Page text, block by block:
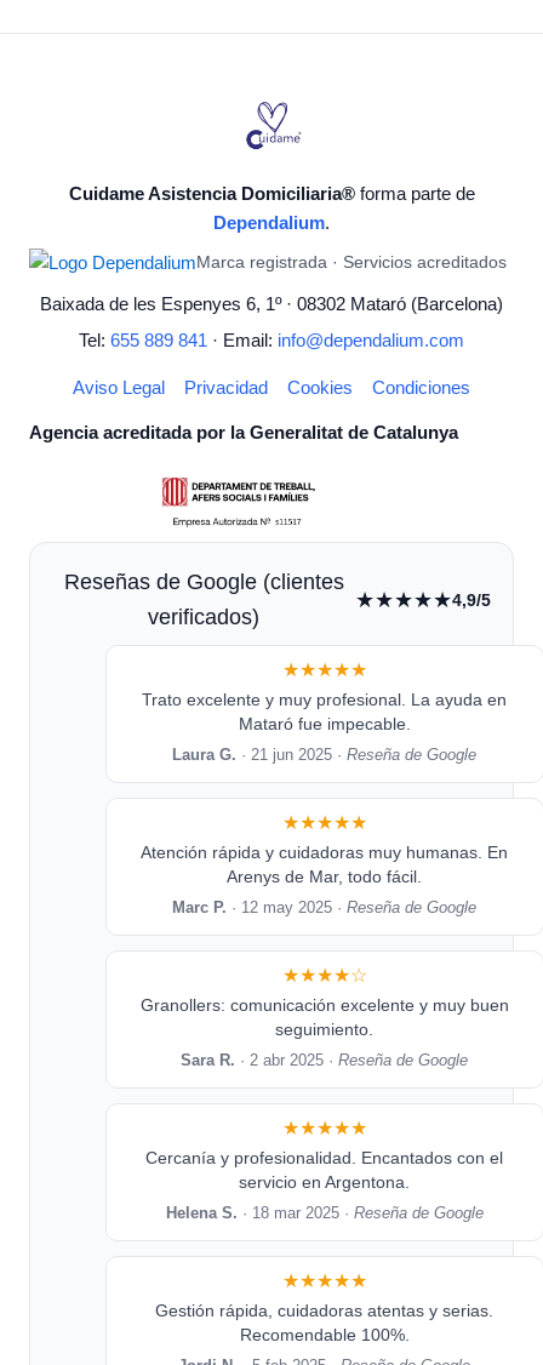
Cuidame Asistencia Domiciliaria®forma parte de
Dependalium.
Marca registrada · Servicios acreditados
Baixada de les Espenyes 6, 1º · 08302 Mataró (Barcelona)
Tel: 655 889 841 · Email: info@dependalium.com
Aviso Legal Privacidad Cookies Condiciones
Agencia acreditada por la Generalitat de Catalunya
Reseñas de Google (clientes
verificados)
★★★★★4,9/5
★★★★★
Trato excelente y muy profesional. La ayuda en
Mataró fue impecable.
Laura G. · 21 jun 2025 ·Reseña de Google
★★★★★
Atención rápida y cuidadoras muy humanas. En
Arenys de Mar, todo fácil.
Marc P. · 12 may 2025 ·Reseña de Google
★★★★☆
Granollers: comunicación excelente y muy buen
seguimiento.
Sara R. · 2 abr 2025 ·Reseña de Google
★★★★★
Cercanía y profesionalidad. Encantados con el
servicio en Argentona.
Helena S. · 18 mar 2025 · Reseña de Google
★★★★★
Gestión rápida, cuidadoras atentas y serias.
Recomendable 100%.